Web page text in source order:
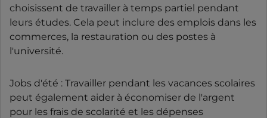
choisissent de travailler à temps partiel pendant
leurs études. Cela peut inclure des emplois dans les
commerces, la restauration ou des postes à
l'université.
Jobs d'été : Travailler pendant les vacances scolaires
peut également aider à économiser de l'argent
pour les frais de scolarité et les dépenses